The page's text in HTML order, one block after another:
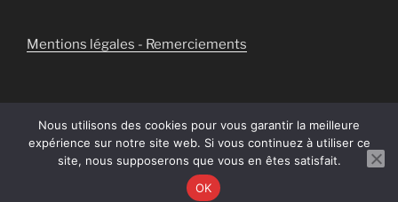
Mentions légales - Remerciements
Politique de confidentialité
Fièrement propulsé par
WordPress
Nous utilisons des cookies pour vous garantir la meilleure
expérience sur notre site web. Si vous continuez à utiliser ce
site, nous supposerons que vous en êtes satisfait.
OK